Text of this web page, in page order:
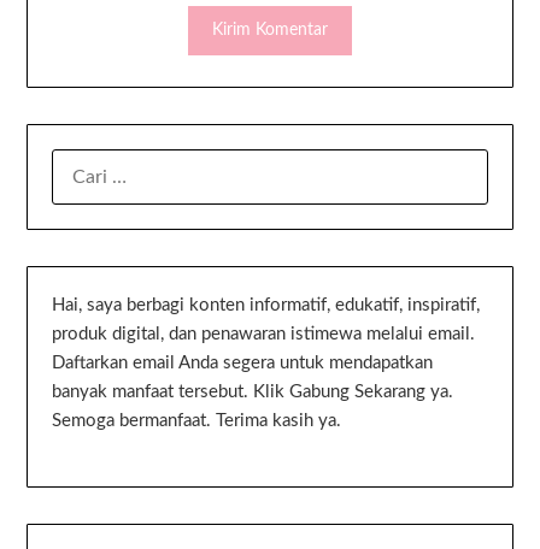
Hai, saya berbagi konten informatif, edukatif, inspiratif,
produk digital, dan penawaran istimewa melalui email.
Daftarkan email Anda segera untuk mendapatkan
banyak manfaat tersebut. Klik Gabung Sekarang ya.
Semoga bermanfaat. Terima kasih ya.